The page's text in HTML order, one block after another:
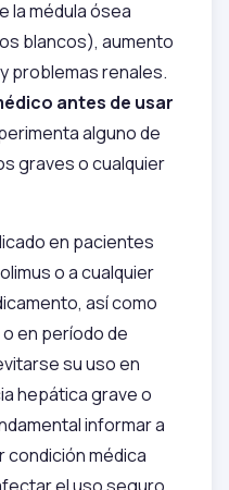
la médula ósea
blancos), aumento
problemas renales.
antes de usar
alguno de
graves o cualquier
en pacientes
o a cualquier
así como
en período de
su uso en
hepática grave o
informar a
condición médica